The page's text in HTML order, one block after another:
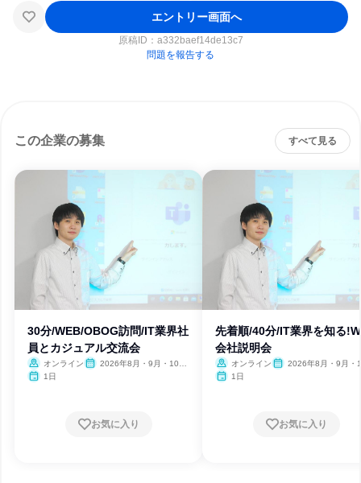
エントリー画面へ
原稿ID： a332baef14de13c7
問題を報告する
この企業の募集 すべて見る
30分/WEB/OBOG訪問/IT業界社
員とカジュアル交流会
オンライン
2026年8月・9月・10
1日
お気に入り
先着順/40分/IT業界を知る
会社説明会
オンライン
2026年8月・9月・
1日
お気に入り